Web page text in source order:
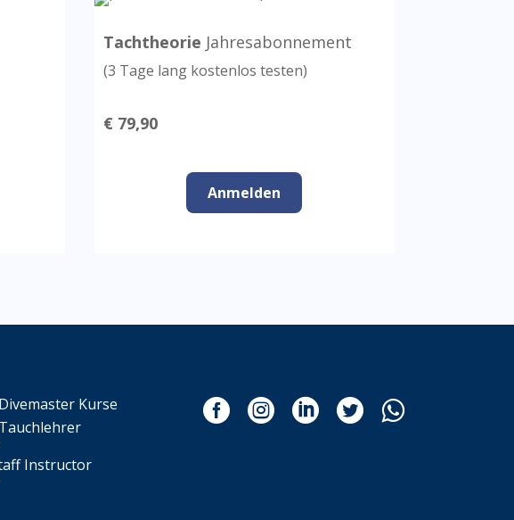
Tachtheorie Jahresabonnement
(3 Tage lang kostenlos testen)
€ 79,90
Anmelden
Kurse
Instructor
    